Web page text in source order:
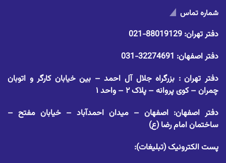
شماره تماس
دفتر تهران: 88019129-021
دفتر اصفهان: 32274691-031
دفتر تهران : بزرگراه جلال آل احمد – بین خیابان کارگر و اتوبان
چمران – کوی پروانه – پلاک ۲ – واحد ۱
دفتر اصفهان: اصفهان – میدان احمدآباد – خیابان مفتح –
ساختمان امام رضا (ع)
پست الکترونیک (تبلیغات):